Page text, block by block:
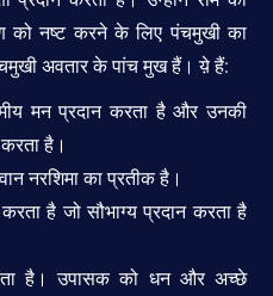
नष्ट करने के लिए पंचमुखी का
अवतार के पांच मुख हैं। य़े हैं:
मन प्रदान करता है और उनकी
है।
नरशिमा का प्रतीक है।
है जो सौभाग्य प्रदान करता है
है। उपासक को धन और अच्छे